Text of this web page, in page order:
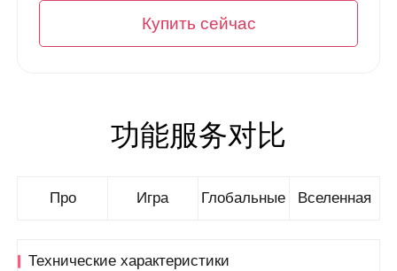
Купить сейчас
功能服务对比
Про Игра Глобальные Вселенная
Технические характеристики